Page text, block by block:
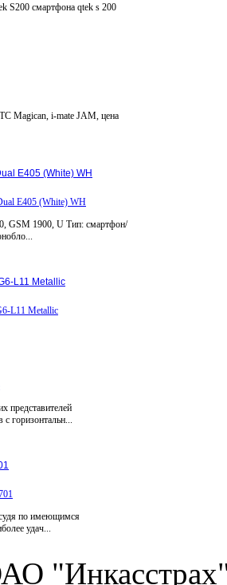
S200 смартфона qtek s 200
Magican, i-mate JAM, цена
E405 (White) WH
GSM 1900, U Тип: смартфон/
L11 Metallic
представителей
горизонтальн...
по имеющимся
удач...